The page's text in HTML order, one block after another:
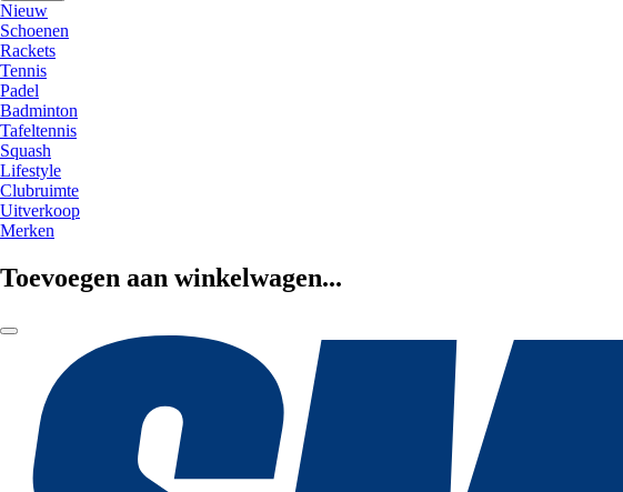
Nieuw
Schoenen
Rackets
Tennis
Padel
Badminton
Tafeltennis
Squash
Lifestyle
Clubruimte
Uitverkoop
Merken
Toevoegen aan winkelwagen...